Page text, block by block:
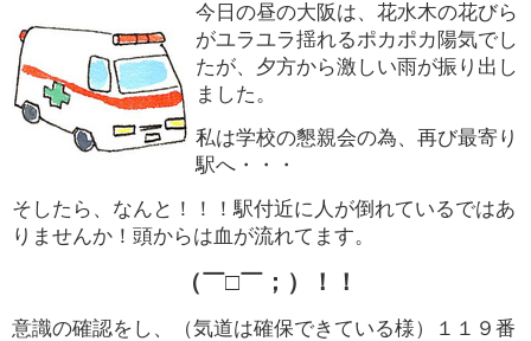
今日の昼の大阪は、花水木の花びら
がユラユラ揺れるポカポカ陽気でし
たが、夕方から激しい雨が振り出し
ました。
私は学校の懇親会の為、再び最寄り
駅へ・・・
そしたら、なんと！！！駅付近に人が倒れているではあ
りませんか！頭からは血が流れてます。
（￣□￣；）！！
意識の確認をし、（気道は確保できている様）１１９番